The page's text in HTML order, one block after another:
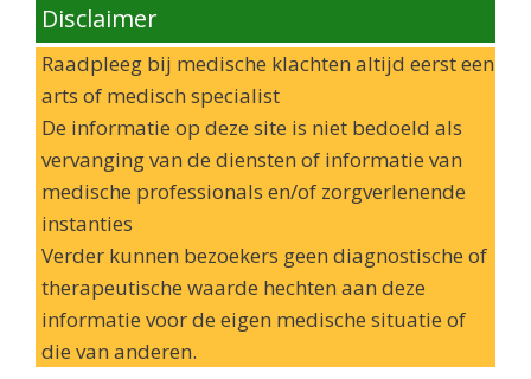
Disclaimer
Raadpleeg bij medische klachten altijd eerst een
arts of medisch specialist
De informatie op deze site is niet bedoeld als
vervanging van de diensten of informatie van
medische professionals en/of zorgverlenende
instanties
Verder kunnen bezoekers geen diagnostische of
therapeutische waarde hechten aan deze
informatie voor de eigen medische situatie of
die van anderen.